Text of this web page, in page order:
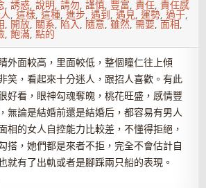
,誘惑,說明,請勿,謹慎, 豐富,責任,責任感
,這樣,這種,進步,遇到,遇見,運勢,過于,
, 開放, 關系, 陷入, 隨意,雖然, 需要,面相,
,飽滿,點的
外面較高，里面較低，整個瞳仁往上傾
笑，看起來十分迷人，跟招人喜歡。有此
好看，眼神勾魂奪魄，桃花旺盛，感情豐
無論是結婚前還是結婚后，都容易有男人
相的女人自控能力比較差，不懂得拒絕，
搭，她們都是來者不拒，完全不會估計自
就有了出軌或者是腳踩兩只船的表現。